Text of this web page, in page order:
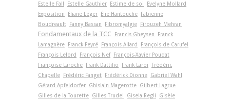
Estelle Fall
Estelle Gauthier Estime de soi
Evelyne Mollard
Exposition
Éliane Léger Élie Hantouche
Fabienne
Boudreault
Fanny Bassan Fibromyalgie Firouzeh Mehran
Fondamentaux de la TCC Francis Gheysen
Franck
Lamagnère
Franck Peyré François Allard
François de Carufel
François Lelord
François Nef
François-Xavier Poudat
Françoise Laroche
Frank Dattilio Frank Laroi
Frédéric
Chapelle
Frédéric Fanget Frédérick Dionne Gabriel Wahl
Gérard Apfeldorfer Ghislain Magerotte Gilbert Lagrue
Gilles de la Tourette Gilles Trudel Gisela Regli
Gisèle